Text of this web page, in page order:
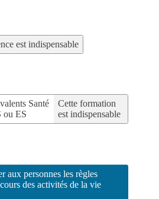
est indispensable
Santé
ou ES
Cette formation
est indispensable
aux personnes les règles
des activités de la vie